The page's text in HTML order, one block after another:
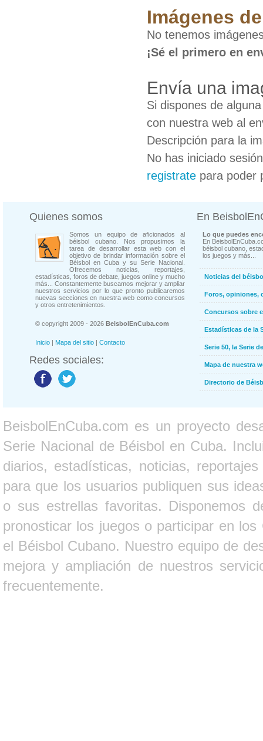
Imágenes
No tenemos
¡Sé el primero en
Envía una
Si dispones de
con nuestra web al
Descripción para la
No has iniciado
registrate para poder
Quienes somos
Somos un equipo de aficionados al
béisbol cubano. Nos propusimos la
tarea de desarrollar esta web con el
objetivo de brindar información sobre el
Béisbol en Cuba y su Serie Nacional.
Ofrecemos noticias, reportajes,
estadísticas, foros de debate, juegos online y mucho
más... Constantemente buscamos mejorar y ampliar
nuestros servicios por lo que pronto publicaremos
nuevas secciones en nuestra web como concursos
y otros entretenimientos.
© copyright 2009 - 2026 BeisbolEnCuba.com
Inicio | Mapa del sitio | Contacto
Redes sociales:
En
Lo que puedes
En
béisbol cubano,
los juegos y más...
Noticias del
Foros, opiniones,
Concursos sobre
Estadísticas de la
Serie 50, la Serie
Mapa de nuestra
Directorio de
BeisbolEnCuba.com es un proyecto
Serie Nacional de Béisbol en Cuba.
diarios, estadísticas, noticias,
para que los usuarios publiquen sus
o sus estrellas favoritas. Disponemos
pronosticar los juegos o participar en
el Béisbol Cubano. Nuestro equipo de
mejora y ampliación de nuestros
frecuentemente.